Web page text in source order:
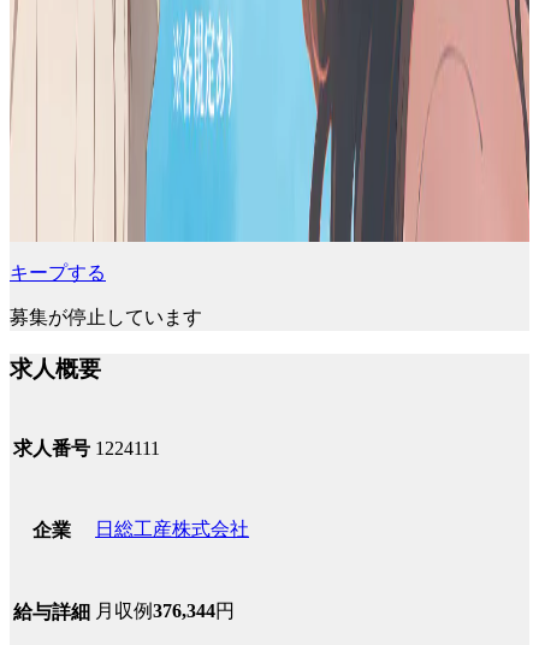
キープする
募集が停止しています
求人概要
求人番号 1224111
企業 日総工産株式会社
給与詳細 月収例376,344円